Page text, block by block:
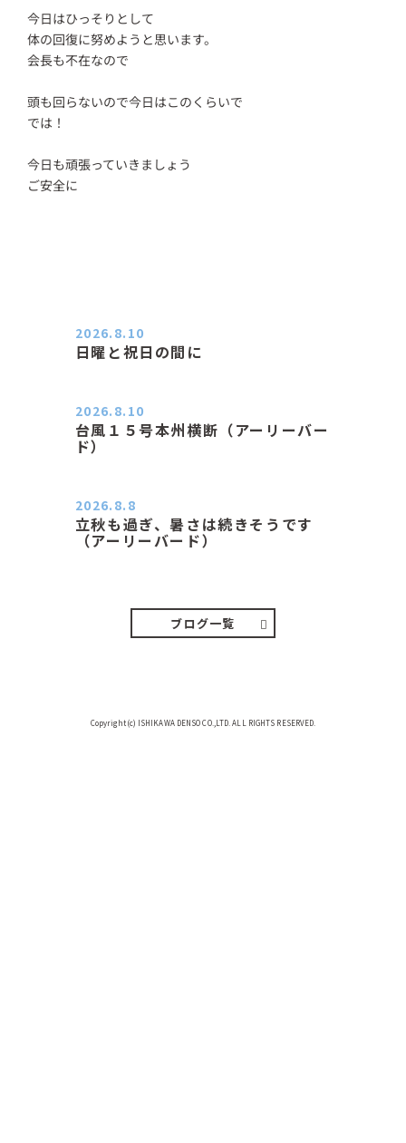
今日はひっそりとして
体の回復に努めようと思います。
会長も不在なので
頭も回らないので今日はこのくらいで
では！
今日も頑張っていきましょう
ご安全に
日曜と祝日の間に
2026.8.10
台風１５号本州横断（アーリーバー
ド）
2026.8.10
立秋も過ぎ、暑さは続きそうです
（アーリーバード）
2026.8.8
ブログ一覧
Copyright(c) ISHIKAWA DENSO CO.,LTD. ALL RIGHTS RESERVED.